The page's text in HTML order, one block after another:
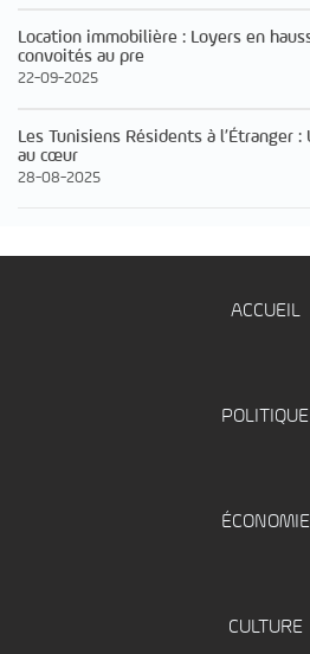
Location immobilière : Loyers en
convoités au pre
22-09-2025
Les Tunisiens Résidents à l’Étranger
au cœur
28-08-2025
ACCUEIL
POLITIQUE
ÉCONOMIE
CULTURE